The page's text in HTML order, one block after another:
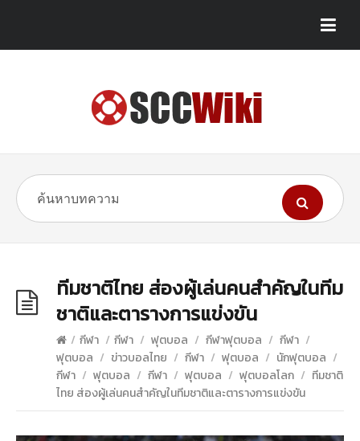
ทีมชาติไทย ส่องผู้เล่นคนสำคัญในทีม
ชาติและตารางการแข่งขัน
/ กีฬา / กีฬา / ฟุตบอล / กีฬาฟุตบอล / กีฬา /
ฟุตบอล / ข่าวบอลไทย / กีฬา / ฟุตบอล / นักฟุตบอล /
กีฬา / ฟุตบอล / กีฬา / ฟุตบอล / ฟุตบอลโลก / ทีมชาติ
ไทย ส่องผู้เล่นคนสำคัญในทีมชาติและตารางการแข่งขัน